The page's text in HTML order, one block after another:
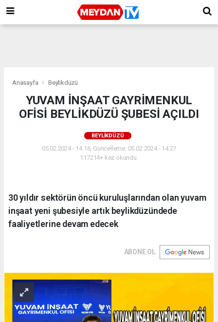
Anasayfa Beylikdüzü
YUVAM İNŞAAT GAYRİMENKUL
OFİSİ BEYLİKDÜZÜ ŞUBESİ AÇILDI
BEYLIKDÜZÜ
05.02.2024 - 14:16, Güncelleme: 05.02.2024 - 14:27
117214+ kez okundu.
30 yıldır sektörün öncü kuruluşlarından olan yuvam
inşaat yeni şubesiyle artık beylikdüzündede
faaliyetlerine devam edecek
ABONE OL